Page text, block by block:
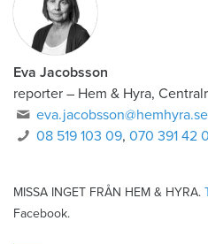
Eva Jacobsson
reporter – Hem & Hyra,
eva.jacobsson@hemhyra.se
08 519 103 09,070 391 42
MISSA INGET FRÅN HEM & HYRA.
Facebook.